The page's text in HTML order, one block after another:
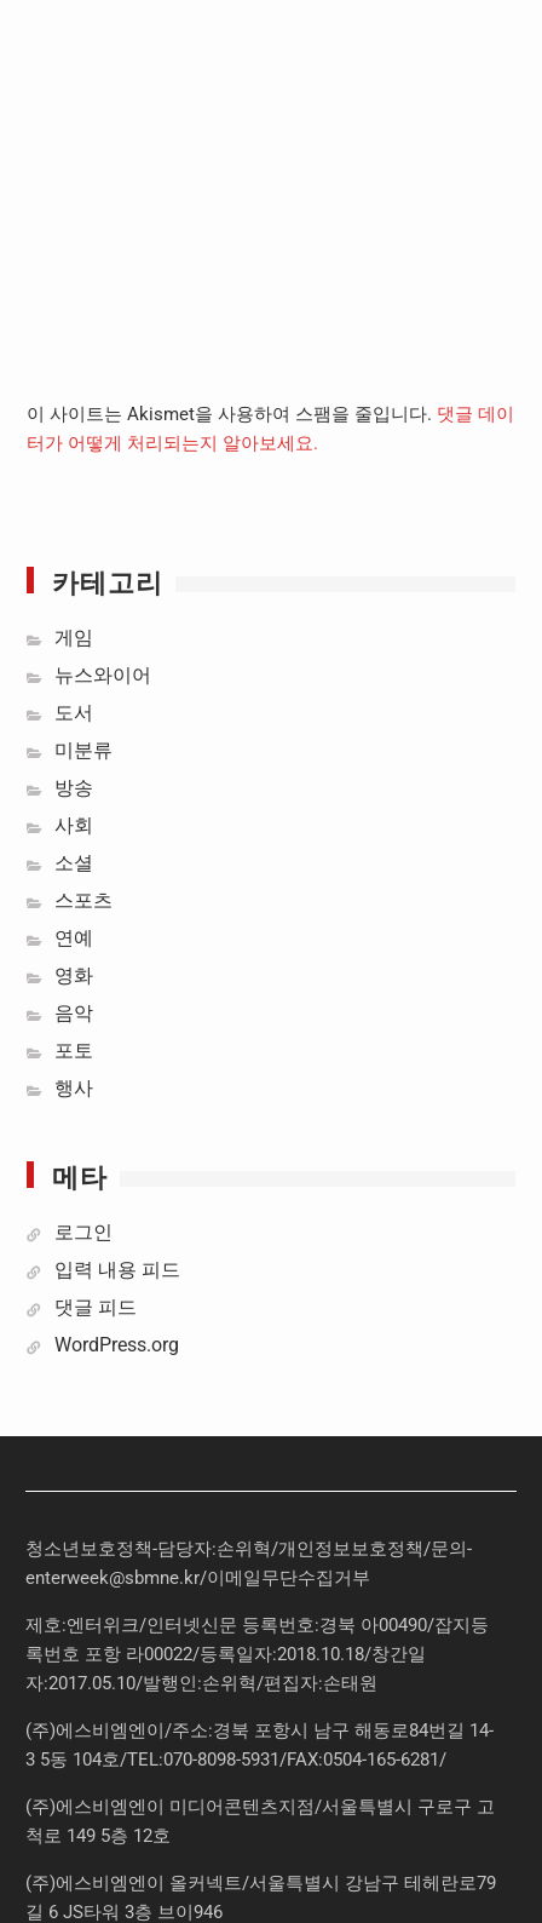
이 사이트는 Akismet을 사용하여 스팸을 줄입니다. 댓글 데이
터가 어떻게 처리되는지 알아보세요.
카테고리
게임
뉴스와이어
도서
미분류
방송
사회
소셜
스포츠
연예
영화
음악
포토
행사
메타
로그인
입력 내용 피드
댓글 피드
WordPress.org
청소년보호정책-담당자:손위혁/개인정보보호정책/문의-
enterweek@sbmne.kr/이메일무단수집거부
제호:엔터위크/인터넷신문 등록번호:경북 아00490/잡지등
록번호 포항 라00022/등록일자:2018.10.18/창간일
자:2017.05.10/발행인:손위혁/편집자:손태원
(주)에스비엠엔이/주소:경북 포항시 남구 해동로84번길 14-
3 5동 104호/TEL:070-8098-5931/FAX:0504-165-6281/
(주)에스비엠엔이 미디어콘텐츠지점/서울특별시 구로구 고
척로 149 5층 12호
(주)에스비엠엔이 올커넥트/서울특별시 강남구 테헤란로79
길 6 JS타워 3층 브이946